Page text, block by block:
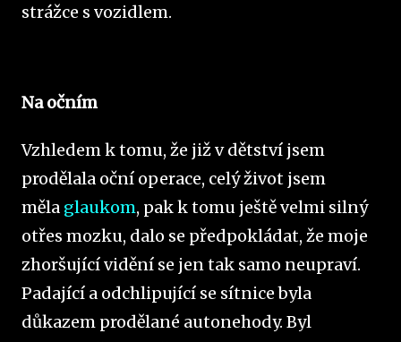
strážce s vozidlem.
Na očním
Vzhledem k tomu, že již v dětství jsem
prodělala oční operace, celý život jsem
měla glaukom, pak k tomu ještě velmi silný
otřes mozku, dalo se předpokládat, že moje
zhoršující vidění se jen tak samo neupraví.
Padající a odchlipující se sítnice byla
důkazem prodělané autonehody. Byl